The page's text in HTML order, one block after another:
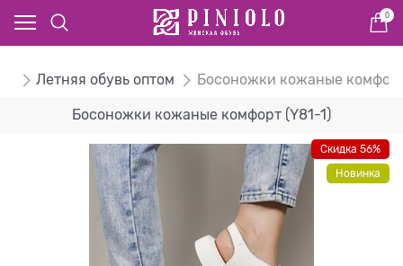
0
Летняя обувь оптом Босоножки кожаные
Босоножки кожаные комфорт (Y81-1)
Скидка 56%
Новинка